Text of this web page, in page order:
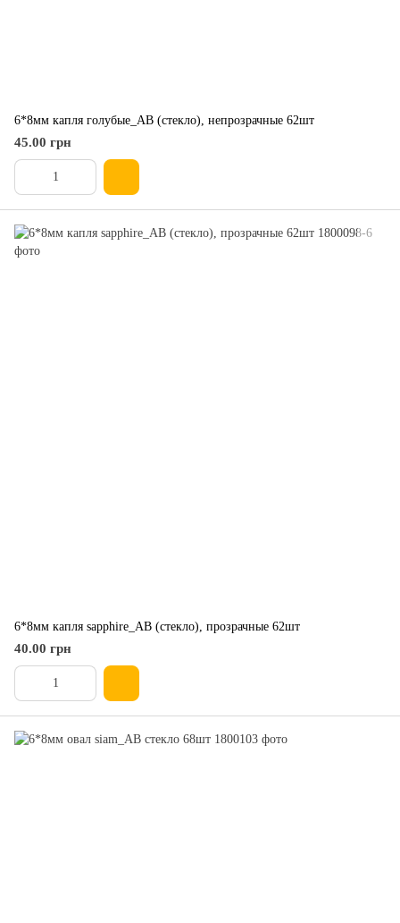
6*8мм капля голубые_АВ (стекло), непрозрачные 62шт
45.00 грн
6*8мм капля sapphire_АВ (стекло), прозрачные 62шт
40.00 грн